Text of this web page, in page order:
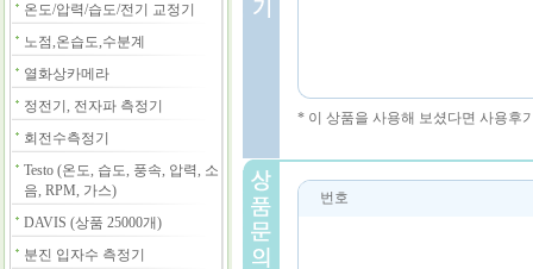
온도/압력/습도/전기 교정기
노점,온습도,수분계
열화상카메라
정전기, 전자파 측정기
회전수측정기
Testo (온도, 습도, 풍속, 압력, 소
음, RPM, 가스)
DAVIS (상품 25000개)
분진 입자수 측정기
* 이 상품을 사용해 보셨다면 사용후
번호